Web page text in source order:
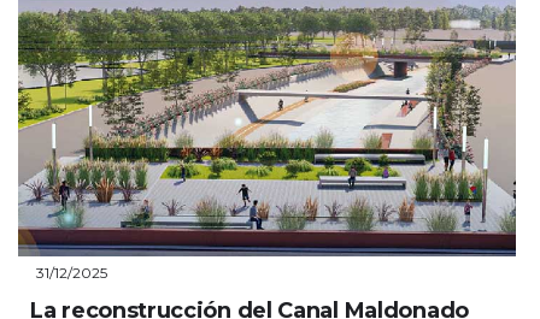
31/12/2025
La reconstrucción del Canal Maldonado